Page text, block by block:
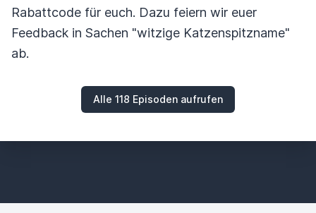
Rabattcode für euch. Dazu feiern wir euer
Feedback in Sachen "witzige Katzenspitzname"
ab.
Alle 118 Episoden aufrufen